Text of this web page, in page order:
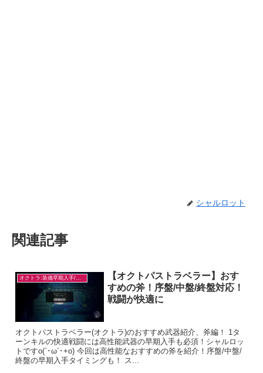
シャルロット
関連記事
オクトラ:装備早期入手/目的別
【オクトパストラベラー】おす
すめの斧！序盤/中盤/終盤対応！
戦闘が快適に
オクトパストラベラー(オクトラ)のおすすめ武器紹介、斧編！ 1タ
ーンキルの快適戦闘には高性能武器の早期入手も必須！シャルロッ
トですo(`･ω´･+o) 今回は高性能なおすすめの斧を紹介！序盤/中盤/
終盤の早期入手タイミングも！ ス...